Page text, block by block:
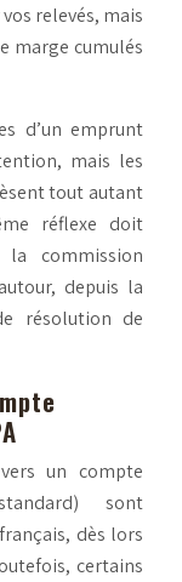
relevés, mais
marge cumulés
d’un emprunt
mais les
tout autant
réflexe doit
la commission
depuis la
résolution de
un compte
sont
dès lors
certains